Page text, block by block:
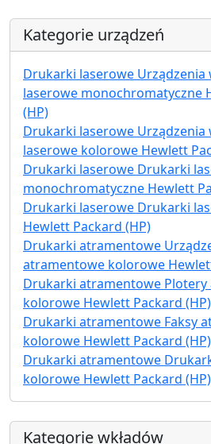
Kategorie urządzeń
Drukarki laserowe
laserowe monochromatyczne
(HP)
Drukarki laserowe
laserowe kolorowe Hewlett
Drukarki laserowe Drukarki
monochromatyczne Hewlett
Drukarki laserowe Drukarki
Hewlett Packard (HP)
Drukarki atramentowe
atramentowe kolorowe
Drukarki atramentowe
kolorowe Hewlett Packard (HP)
Drukarki atramentowe Faksy
kolorowe Hewlett Packard (HP)
Drukarki atramentowe
kolorowe Hewlett Packard (HP)
Kategorie wkładów